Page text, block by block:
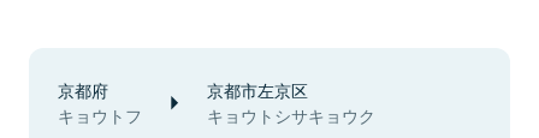
京都府
キョウトフ
京都市左京区
キョウトシサキョウク